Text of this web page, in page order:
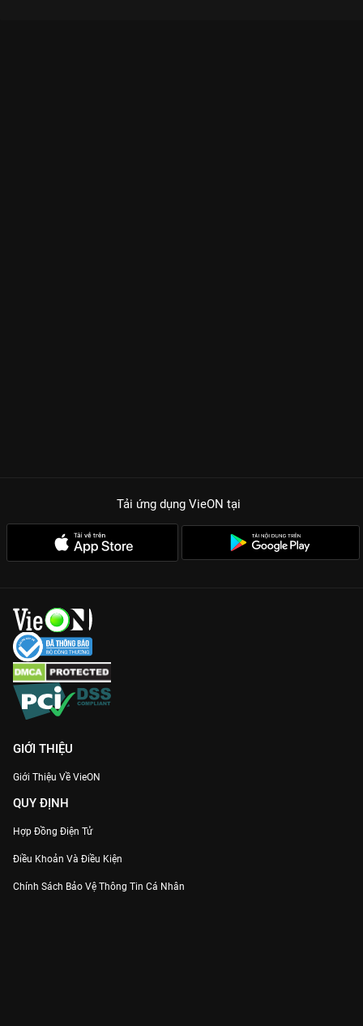
Tải ứng dụng VieON tại
GIỚI THIỆU
Giới Thiệu Về VieON
QUY ĐỊNH
Hợp Đồng Điện Tử
Điều Khoản Và Điều Kiện
Chính Sách Bảo Vệ Thông Tin Cá Nhân